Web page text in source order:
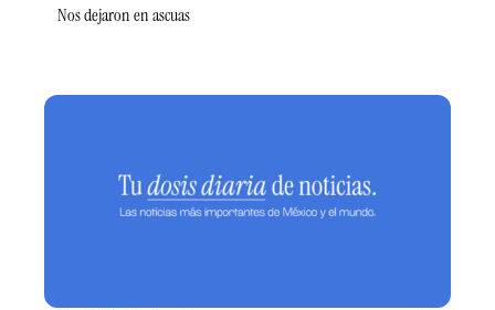
Nos dejaron en ascuas